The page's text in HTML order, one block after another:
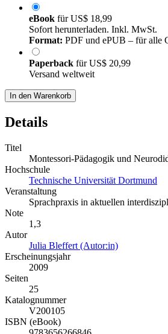
eBook fürUS$ 18,99
Sofort herunterladen. Inkl. MwSt.
Format: PDF und ePUB – für alle
Paperback fürUS$ 20,99
Versand weltweit
In den Warenkorb
Details
Titel
Montessori-Pädagogik und
Hochschule
Technische Universität Dortmund
Veranstaltung
Sprachpraxis in aktuellen
Note
1,3
Autor
Julia Bleffert (Autor:in)
Erscheinungsjahr
2009
Seiten
25
Katalognummer
V200105
ISBN (eBook)